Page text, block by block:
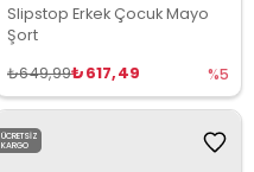
Slipstop Erkek Çocuk Mayo
Şort
₺617,49
₺649,99 %5
ÜCRETSIZ
KARGO